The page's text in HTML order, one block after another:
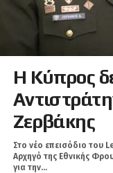
Η Κύπρος
Ζερβάκης
Στο νέο επεισόδιο του
Αρχηγό της Εθνικής
για την...